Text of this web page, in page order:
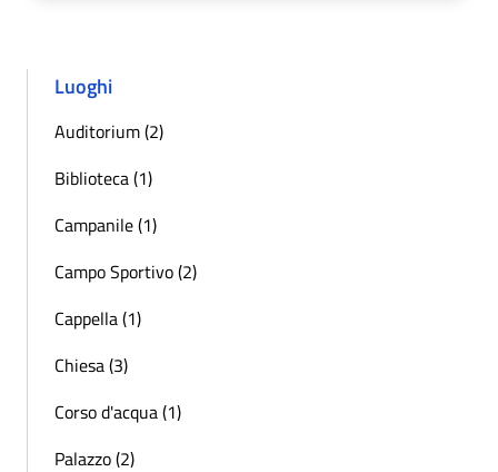
Luoghi
Auditorium (2)
Biblioteca (1)
Campanile (1)
Campo Sportivo (2)
Cappella (1)
Chiesa (3)
Corso d'acqua (1)
Palazzo (2)